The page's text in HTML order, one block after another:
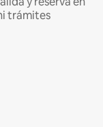
trámites